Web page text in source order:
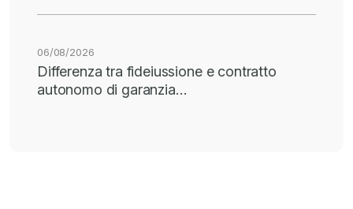
06/08/2026
Differenza tra fideiussione e contratto
autonomo di garanzia…